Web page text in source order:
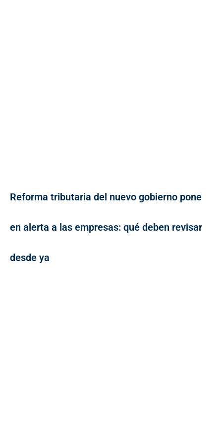
Reforma tributaria del nuevo gobierno pone
en alerta a las empresas: qué deben revisar
desde ya